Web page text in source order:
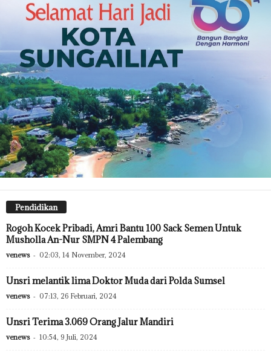
Pendidikan
Rogoh Kocek Pribadi, Amri Bantu 100 Sack Semen Untuk
Musholla An-Nur SMPN 4 Palembang
venews - 02:03, 14 November, 2024
Unsri melantik lima Doktor Muda dari Polda Sumsel
venews - 07:13, 26 Februari, 2024
Unsri Terima 3.069 Orang Jalur Mandiri
venews - 10:54, 9 Juli, 2024